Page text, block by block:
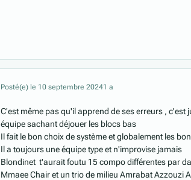
Posté(e) le 10 septembre 20241 a
C'est même pas qu'il apprend de ses erreurs ,
équipe sachant déjouer les blocs bas
Il fait le bon choix de système et globalement les
Il a toujours une équipe type et n'improvise jamais
Blondinet t'aurait foutu 15 compo différentes par
Mmaee Chair et un trio de milieu Amrabat Azzouzi